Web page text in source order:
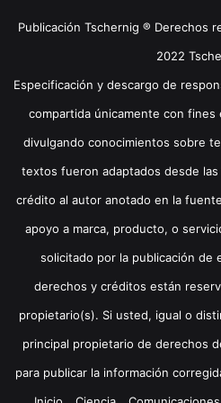
Publicación Tschernig ® Derechos
2022
Especificación y descargo de
compartida únicamente con fines
divulgando conocimientos sobre
textos fueron adaptados desde
crédito al autor anotado en la
apoyo a marca, producto, o
solicitado por la publicación de
derechos y créditos están
propietario(s). Si usted, igual o
principal propietario de derechos
para publicar la información